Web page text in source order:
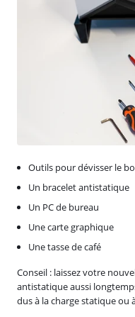
Outils pour dévisser le
Un bracelet antistatique
Un PC de bureau
Une carte graphique
Une tasse de café
Conseil : laissez votre
antistatique aussi
dus à la charge statique ou